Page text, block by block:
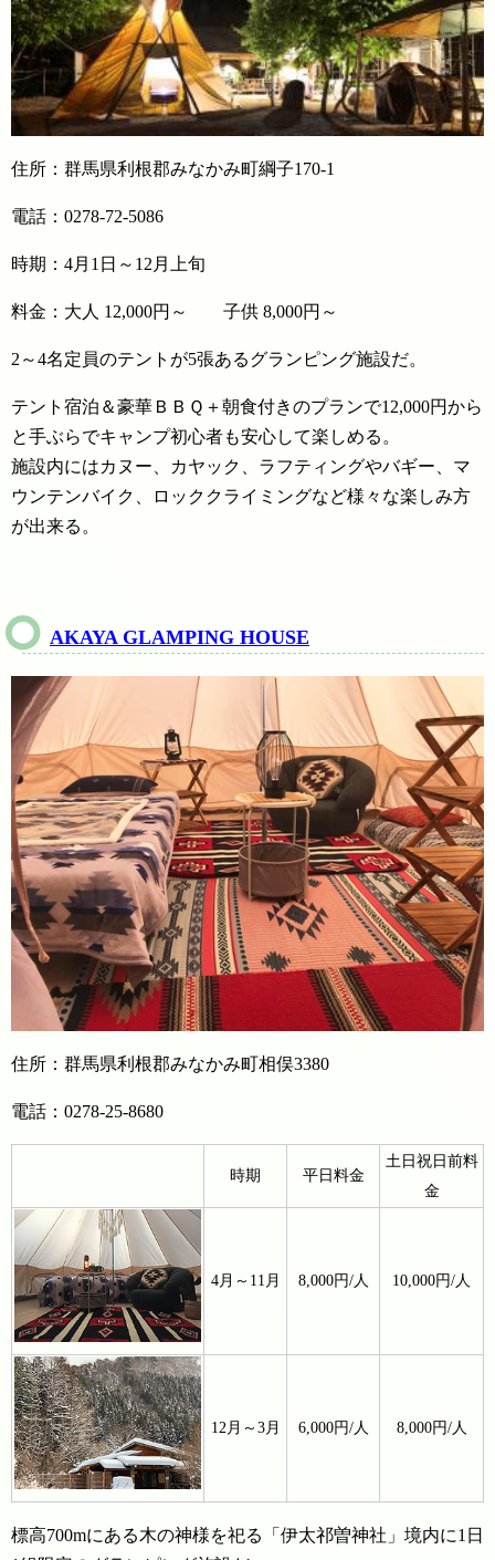
住所：群馬県利根郡みなかみ町綱子170-1
電話：0278-72-5086
時期：4月1日～12月上旬
料金：大人 12,000円～ 子供 8,000円～
2～4名定員のテントが5張あるグランピング施設だ。
テント宿泊＆豪華ＢＢＱ＋朝食付きのプランで12,000円から
と手ぶらでキャンプ初心者も安心して楽しめる。
施設内にはカヌー、カヤック、ラフティングやバギー、マ
ウンテンバイク、ロッククライミングなど様々な楽しみ方
が出来る。
AKAYA GLAMPING HOUSE
住所：群馬県利根郡みなかみ町相俣3380
電話：0278-25-8680
時期 平日料金
土日祝日前料
金
4月～11月 8,000円/人 10,000円/人
12月～3月 6,000円/人 8,000円/人
標高700mにある木の神様を祀る「伊太祁曽神社」境内に1日